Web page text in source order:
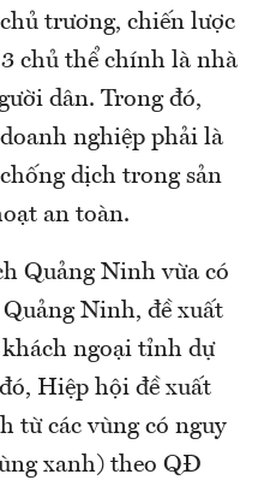
trương, chiến lược
chủ thể chính là nhà
dân. Trong đó,
nghiệp phải là
dịch trong sản
an toàn.
Quảng Ninh vừa có
Ninh, đề xuất
ngoại tỉnh dự
Hiệp hội đề xuất
từ các vùng có nguy
xanh) theo QĐ